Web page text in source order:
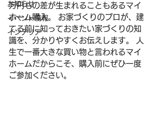
お知らせ
イベント情報
インテリア
万円もの差が生まれることもあるマイ
ホーム購入。 お家づくりのプロが、建
てる前に知っておきたい家づくりの知
識を、分かりやすくお伝えします。 人
生で一番大きな買い物と言われるマイ
ホームだからこそ、購入前にぜひ一度
ご参加ください。